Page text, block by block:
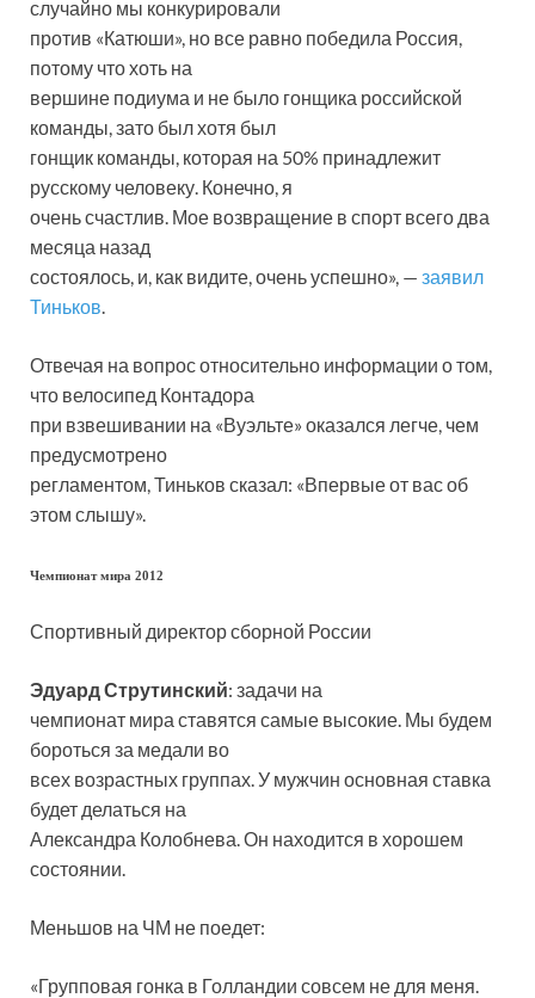
случайно мы конкурировали
против «Катюши», но все равно победила Россия,
потому что хоть на
вершине подиума и не было гонщика российской
команды, зато был хотя был
гонщик команды, которая на 50% принадлежит
русскому человеку. Конечно, я
очень счастлив. Мое возвращение в спорт всего два
месяца назад
состоялось, и, как видите, очень успешно», — заявил
Тиньков.
Отвечая на вопрос относительно информации о том,
что велосипед Контадора
при взвешивании на «Вуэльте» оказался легче, чем
предусмотрено
регламентом, Тиньков сказал: «Впервые от вас об
этом слышу».
Чемпионат мира 2012
Спортивный директор сборной России
Эдуард Струтинский: задачи на
чемпионат мира ставятся самые высокие. Мы будем
бороться за медали во
всех возрастных группах. У мужчин основная ставка
будет делаться на
Александра Колобнева. Он находится в хорошем
состоянии.
Меньшов на ЧМ не поедет:
«Групповая гонка в Голландии совсем не для меня.